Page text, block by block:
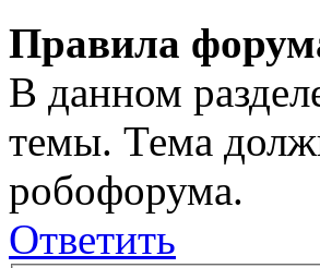
Правила
В данном
темы. Тема
робофорума.
Ответить